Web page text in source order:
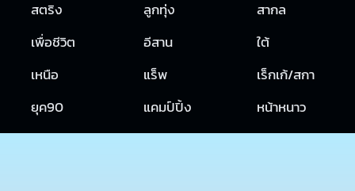
สตริง
ลูกทุ่ง
สากล
เพื่อชีวิต
อีสาน
ใต้
เหนือ
แร็พ
เร็กเก้/สกา
ยุค90
แคมป์ปิ้ง หน้าหนาว